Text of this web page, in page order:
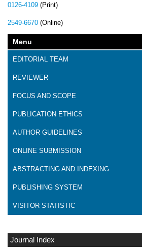
0126-4109 (Print)
2549-6670 (Online)
Menu
EDITORIAL TEAM
REVIEWER
FOCUS AND SCOPE
PUBLICATION ETHICS
AUTHOR GUIDELINES
ONLINE SUBMISSION
ABSTRACTING AND INDEXING
PUBLISHING SYSTEM
VISITOR STATISTIC
Journal Index